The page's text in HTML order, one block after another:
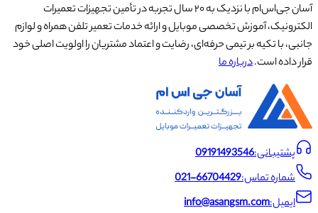
آسان جی‌اس‌ام با نزدیک به ۲۰ سال تجربه در تأمین تجهیزات تعمیرات
الکترونیک، آموزش تخصصی موبایل و ارائه خدمات تعمیر تلفن همراه و لوازم
جانبی، با تکیه بر تیمی حرفه‌ای، رضایت و اعتماد مشتریان را اولویت اصلی خود
قرار داده است.درباره ما
پشتیبانی:09191493546
شماره تماس:021-66704429
ایمیل:info@asangsm.com